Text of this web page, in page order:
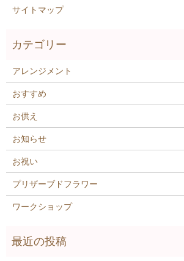
サイトマップ
アレンジメント
おすすめ
お供え
お知らせ
お祝い
プリザーブドフラワー
ワークショップ